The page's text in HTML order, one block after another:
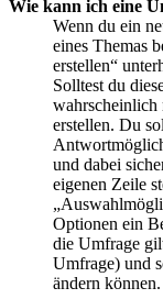
Wie kann ich eine
Wenn du ein
eines Themas
erstellen“
Solltest du
wahrscheinlich
erstellen. Du
und dabei
eigenen Zeile
Optionen ein
die Umfrage
Umfrage) und
ändern können.